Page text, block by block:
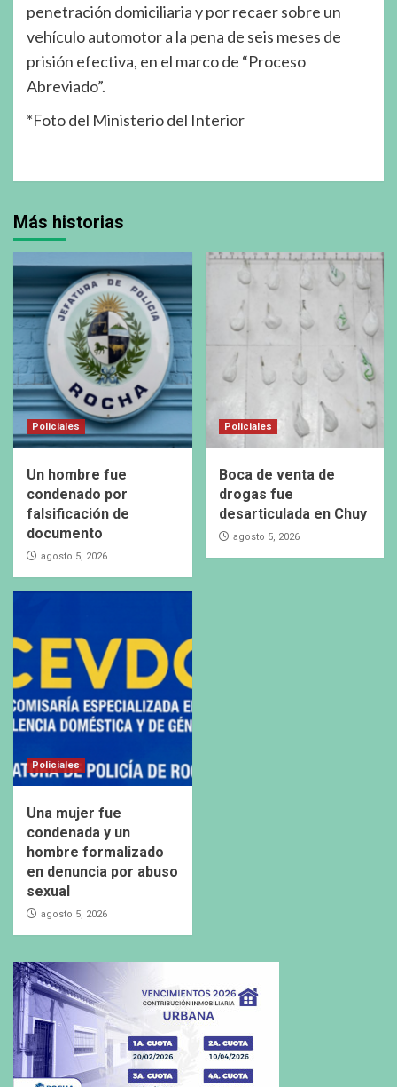
penetración domiciliaria y por recaer sobre un
vehículo automotor a la pena de seis meses de
prisión efectiva, en el marco de “Proceso
Abreviado”.
*Foto del Ministerio del Interior
Más historias
Policiales
Un hombre fue
condenado por
falsificación de
documento
agosto 5, 2026
Policiales
Boca de venta de
drogas fue
desarticulada en Chuy
agosto 5, 2026
Policiales
Una mujer fue
condenada y un
hombre formalizado
en denuncia por abuso
sexual
agosto 5, 2026